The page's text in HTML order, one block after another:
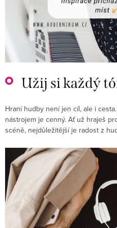
Užij si každý
Hraní hudby není jen cíl, ale i
nástrojem je cenný. Ať už hraješ
scéně, nejdůležitější je radost z